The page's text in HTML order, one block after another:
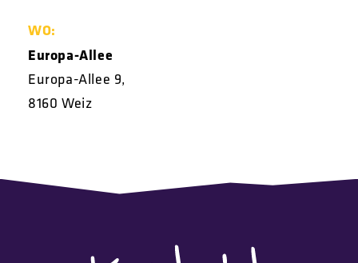
WO:
Europa-Allee
Europa-Allee 9,
8160 Weiz